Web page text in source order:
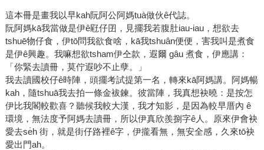
這本冊是畫我以早kah阮阿公阿媽tuà做伙ê代誌。
阮阿媽kā我當做是伊ê屘仔囝，見擺我若腹肚iau-iau，想欲去
tshuē物仔食，伊tō問我欲食啥，kā我tshuân便便，害我叫是煮食
是伊ê興趣。我嘛想欲tsham伊仝款，遐爾 gâu 煮食，伊應講：
「你緊去讀冊，莫佇遐吵不止孽。」
我去讀國校仔ê時陣，頭擺考試提第一名，轉來kā阿媽講。阿媽暢
kah，隨tshuā我去拍一條金袚鍊。彼當陣，我真想袂曉：是按怎
伊比我閣較歡喜？聽候我較大漢，我才知影，是因為較早厝內 ê
環境，無法度予阿媽去讀冊，所以伊真欣羨捌字ê人。原來伊會袂
愛去se̍h 街，就是街仔路裡ê字，伊攏看無，無安全感，久來tō袂
愛出門ah。